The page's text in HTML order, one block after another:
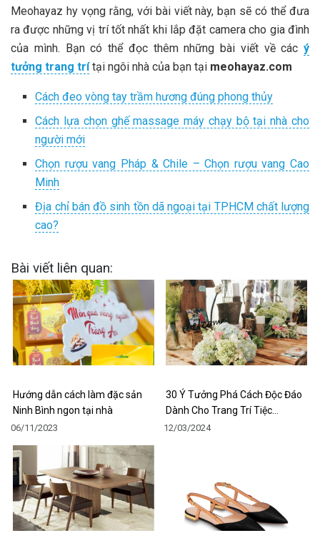
Meohayaz hy vọng rằng, với bài viết này, bạn sẽ có thể đưa
ra được những vị trí tốt nhất khi lắp đặt camera cho gia đình
của mình. Bạn có thể đọc thêm những bài viết về các ý
tưởng trang trítại ngôi nhà của bạn tại meohayaz.com
Cách đeo vòng tay trầm hương đúng phong thủy
Cách lựa chọn ghế massage máy chạy bộ tại nhà cho
người mới
Chọn rượu vang Pháp & Chile – Chọn rượu vang Cao
Minh
Địa chỉ bán đồ sinh tồn dã ngoại tại TPHCM chất lượng
cao?
Bài viết liên quan:
Hướng dẫn cách làm đặc sản
Ninh Bình ngon tại nhà
06/11/2023
30 Ý Tưởng Phá Cách Độc Đáo
Dành Cho Trang Trí Tiệc…
12/03/2024